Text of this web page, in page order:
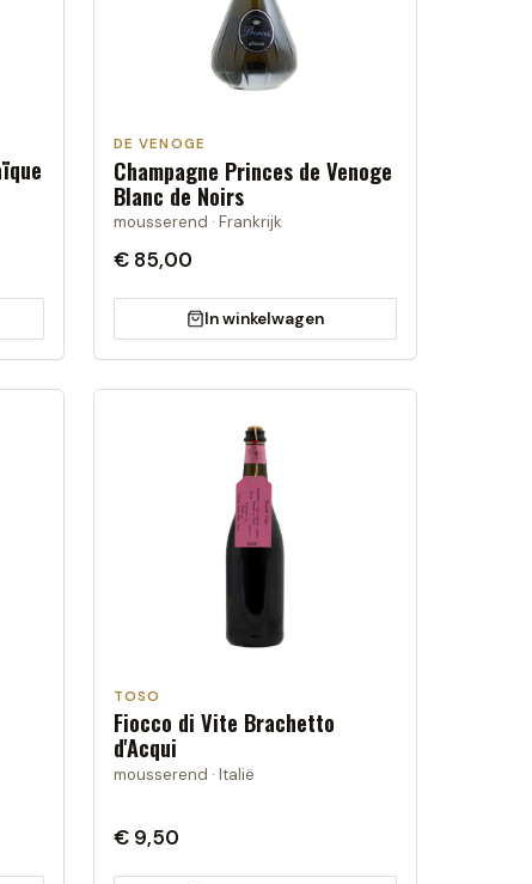
DE VENOGE
Champagne Princes de Venoge
Blanc de Noirs
mousserend · Frankrijk
€ 85,00
In winkelwagen
TOSO
Fiocco di Vite Brachetto
d'Acqui
mousserend · Italië
€ 9,50